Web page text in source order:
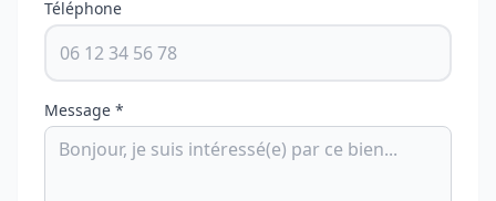
Téléphone
Message *